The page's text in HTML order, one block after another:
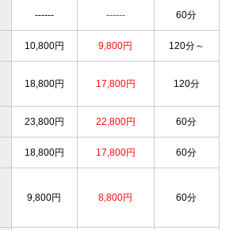
------ ------ 60分
10,800円 9,800円 120分～
18,800円 17,800円 120分
23,800円 22,800円 60分
18,800円 17,800円 60分
9,800円 8,800円 60分